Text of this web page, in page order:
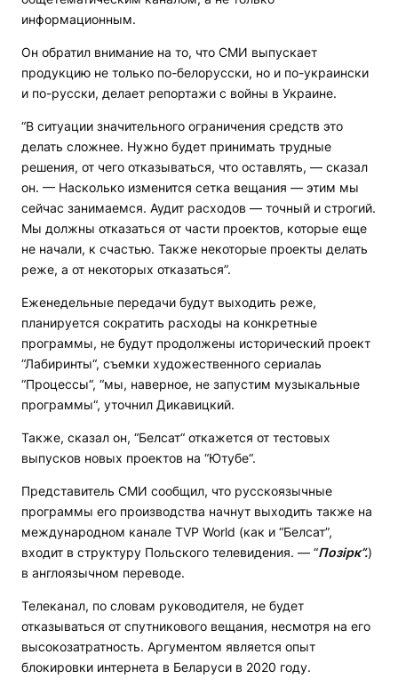
информационным.
Он обратил внимание на то, что СМИ выпускает
продукцию не только по-белорусски, но и по-украински
и по-русски, делает репортажи с войны в Украине.
“В ситуации значительного ограничения средств это
делать сложнее. Нужно будет принимать трудные
решения, от чего отказываться, что оставлять, — сказал
он. — Насколько изменится сетка вещания — этим мы
сейчас занимаемся. Аудит расходов — точный и строгий.
Мы должны отказаться от части проектов, которые еще
не начали, к счастью. Также некоторые проекты делать
реже, а от некоторых отказаться”.
Еженедельные передачи будут выходить реже,
планируется сократить расходы на конкретные
программы, не будут продолжены исторический проект
“Лабиринты“, съемки художественного сериалаь
“Процессы“, “мы, наверное, не запустим музыкальные
программы“, уточнил Дикавицкий.
Также, сказал он, “Белсат“ откажется от тестовых
выпусков новых проектов на “Ютубе“.
Представитель СМИ сообщил, что русскоязычные
программы его производства начнут выходить также на
международном канале TVP World (как и “Белсат”,
входит в структуру Польского телевидения. — “Позірк”.)
в англоязычном переводе.
Телеканал, по словам руководителя, не будет
отказываться от спутникового вещания, несмотря на его
высокозатратность. Аргументом является опыт
блокировки интернета в Беларуси в 2020 году.